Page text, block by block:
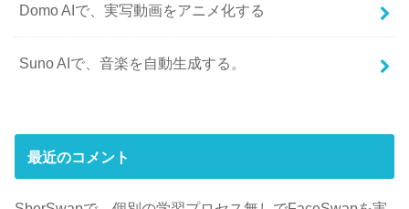
Domo AIで、実写動画をアニメ化する
Suno AIで、音楽を自動生成する。
最近のコメント